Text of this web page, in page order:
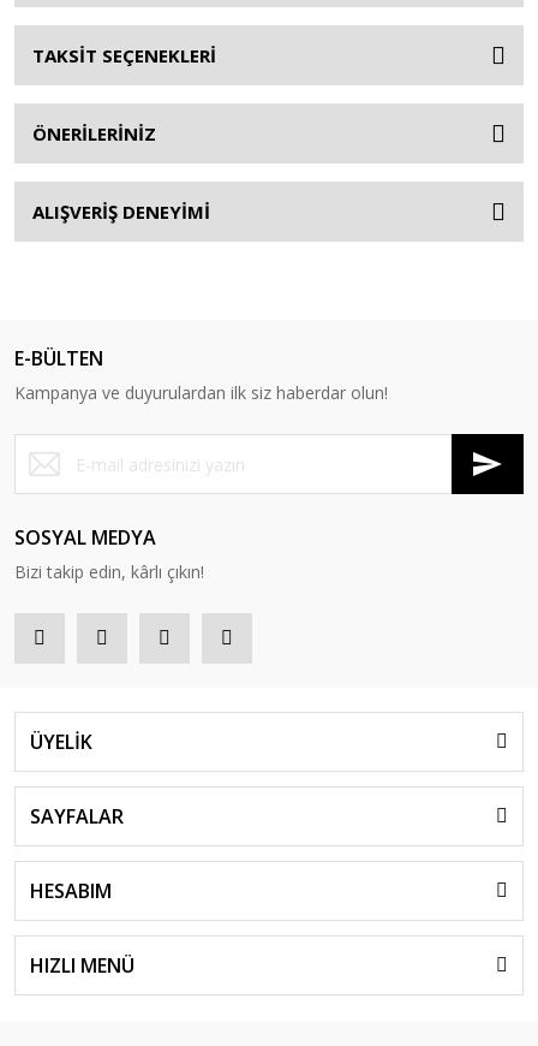
TAKSİT SEÇENEKLERİ
ÖNERİLERİNİZ
ALIŞVERİŞ DENEYİMİ
E-BÜLTEN
Kampanya ve duyurulardan ilk siz haberdar olun!
SOSYAL MEDYA
Bizi takip edin, kârlı çıkın!
ÜYELİK
SAYFALAR
HESABIM
HIZLI MENÜ